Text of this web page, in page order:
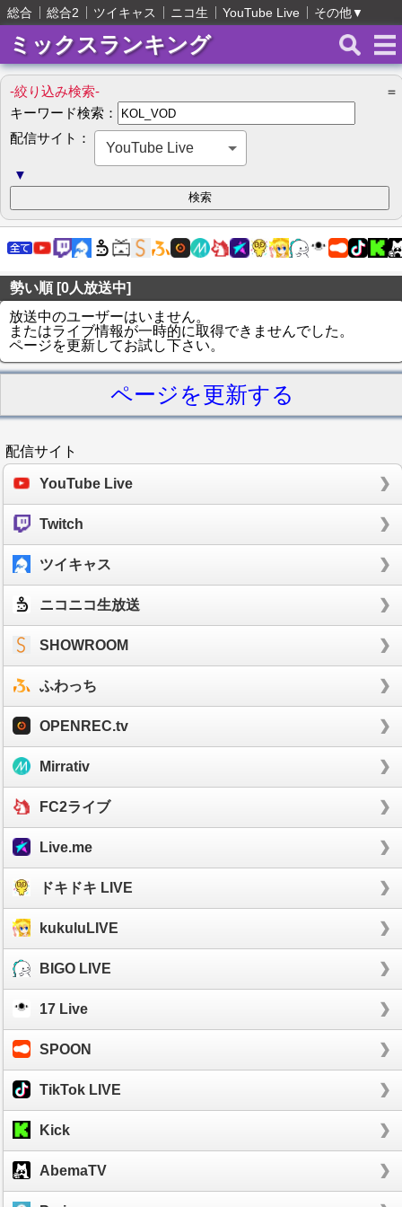
総合 総合2 ツイキャス ニコ生 YouTube Live その他▼
ミックスランキング
-絞り込み検索-
＝
キーワード検索：
配信サイト：
YouTube Live
▼
勢い順 [0人放送中]
放送中のユーザーはいません。
またはライブ情報が一時的に取得できませんでした。
ページを更新してお試し下さい。
ページを更新する
配信サイト
YouTube Live
Twitch
ツイキャス
ニコニコ生放送
SHOWROOM
ふわっち
OPENREC.tv
Mirrativ
FC2ライブ
Live.me
ドキドキ LIVE
kukuluLIVE
BIGO LIVE
17 Live
SPOON
TikTok LIVE
Kick
AbemaTV